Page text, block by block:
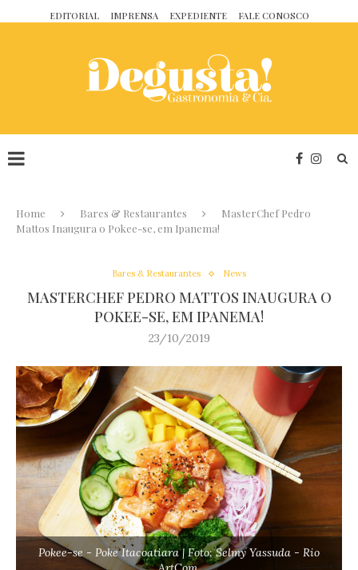
EDITORIAL IMPRENSA EXPEDIENTE FALE CONOSCO
Home Bares & Restaurantes
MasterChef Pedro
Mattos Inaugura o Pokee-se, em Ipanema!
Bares & Restaurantes News
MASTERCHEF PEDRO MATTOS INAUGURA O
POKEE-SE, EM IPANEMA!
23/10/2019
Pokee-se - Poke Itacoatiara | Foto: Selmy Yassuda - Rio